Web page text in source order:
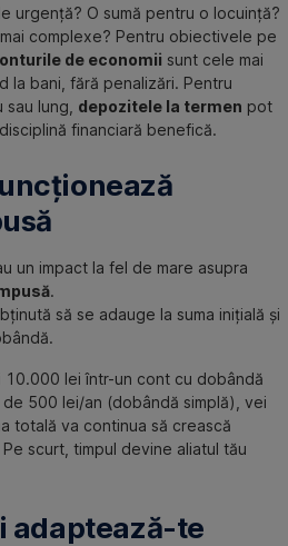
urgență? O sumă pentru o locuință?
complexe? Pentru obiectivele pe
de economii sunt cele mai
la bani, fără penalizări. Pentru
lung, depozitele la termen pot
financiară benefică.
un impact la fel de mare asupra
.
să se adauge la suma inițială și
10.000 lei într-un cont cu dobândă
500 lei/an (dobândă simplă), vei
totală va continua să crească
scurt, timpul devine aliatul tău
adaptează-te